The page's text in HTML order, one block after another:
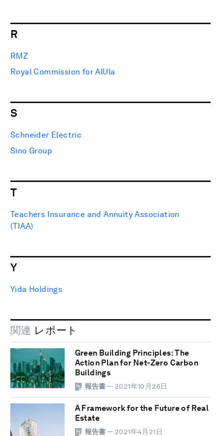
R
RMZ
Royal Commission for AlUla
S
Schneider Electric
Sino Group
T
Teachers Insurance and Annuity Association
(TIAA)
Y
Yida Holdings
関連 レポート
Green Building Principles: The
Action Plan for Net-Zero Carbon
Buildings
報告書 — 2021年10月26日
A Framework for the Future of Real
Estate
報告書 — 2021年4月21日